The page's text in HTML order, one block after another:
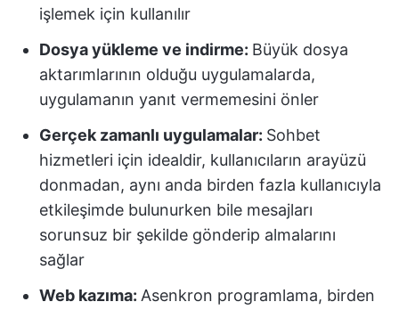
işlemek için kullanılır
Dosya yükleme ve indirme: Büyük dosya
aktarımlarının olduğu uygulamalarda,
uygulamanın yanıt vermemesini önler
Gerçek zamanlı uygulamalar: Sohbet
hizmetleri için idealdir, kullanıcıların arayüzü
donmadan, aynı anda birden fazla kullanıcıyla
etkileşimde bulunurken bile mesajları
sorunsuz bir şekilde gönderip almalarını
sağlar
Web kazıma: Asenkron programlama, birden